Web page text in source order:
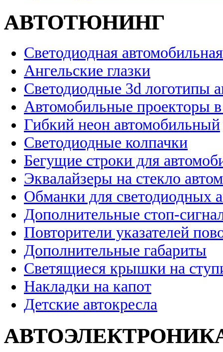
АВТОТЮНИНГ
Светодиодная
Ангельские глазки
Светодиодные 3d логотипы
Автомобильные проекторы
Гибкий неон автомобильный
Светодиодные колпачки
Бегущие строки для
Эквалайзеры на стекло
Обманки для светодиодных
Дополнительные стоп-
Повторители указателей
Дополнительные габариты
Светящиеся крышки на
Накладки на капот
Детские автокресла